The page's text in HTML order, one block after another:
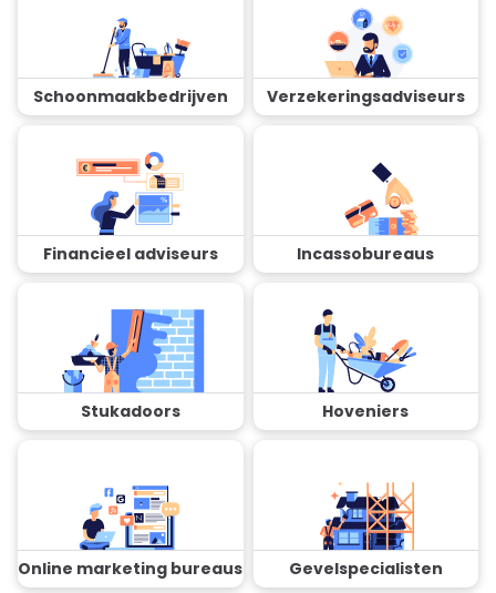
Schoonmaakbedrijven Verzekeringsadviseurs
Financieel adviseurs Incassobureaus
Stukadoors Hoveniers
Online marketing bureaus Gevelspecialisten